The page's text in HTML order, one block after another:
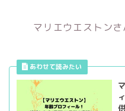
マリエウエストン